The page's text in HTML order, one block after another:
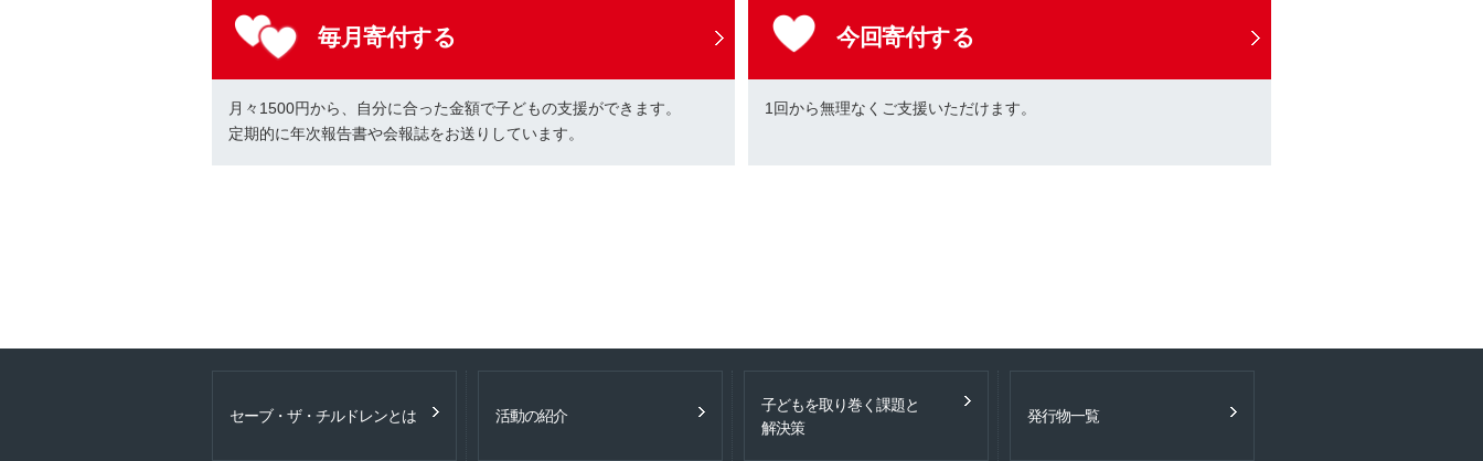
毎月寄付する
月々1500円から、自分に合った金額で子どもの支援ができます。
定期的に年次報告書や会報誌をお送りしています。
今回寄付する
1回から無理なくご支援いただけます。
セーブ・ザ・チルドレンとは 活動の紹介
子どもを取り巻く課題と
解決策
発行物一覧